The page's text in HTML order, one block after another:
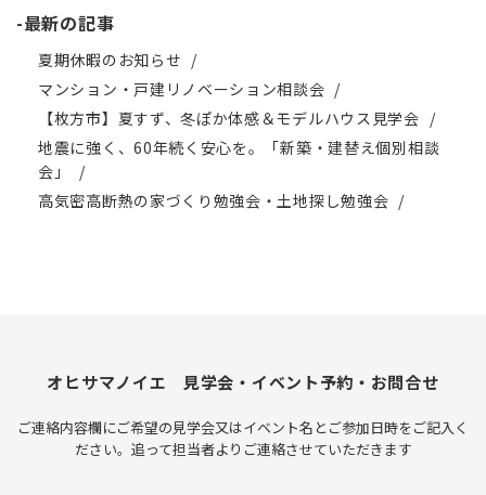
-最新の記事
夏期休暇のお知らせ
マンション・戸建リノベーション相談会
【枚方市】夏すず、冬ぽか体感＆モデルハウス見学会
地震に強く、60年続く安心を。「新築・建替え個別相談
会」
高気密高断熱の家づくり勉強会・土地探し勉強会
オヒサマノイエ 見学会・イベント予約・お問合せ
ご連絡内容欄にご希望の見学会又はイベント名とご参加日時をご記入く
ださい。追って担当者よりご連絡させていただきます